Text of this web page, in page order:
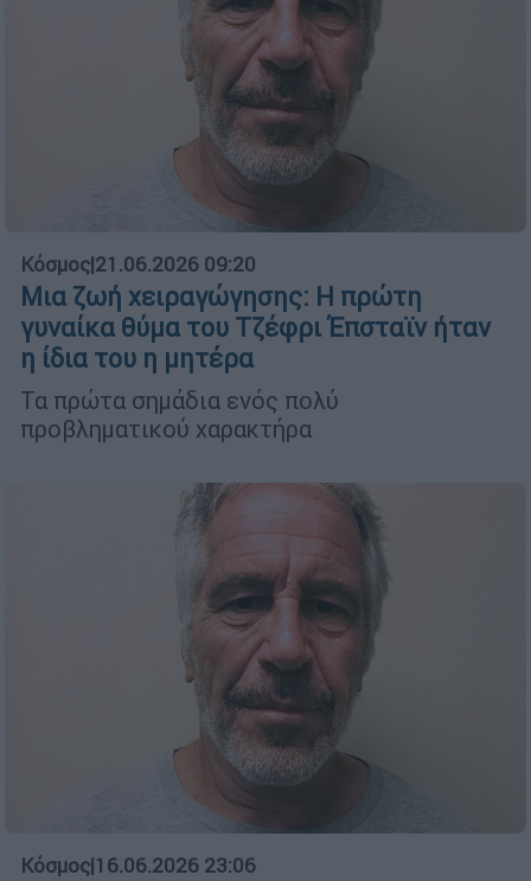
Κόσμος|21.06.2026 09:20
Μια ζωή χειραγώγησης: Η πρώτη
γυναίκα θύμα του Τζέφρι Έπσταϊν ήταν
η ίδια του η μητέρα
Τα πρώτα σημάδια ενός πολύ
προβληματικού χαρακτήρα
Κόσμος|16.06.2026 23:06